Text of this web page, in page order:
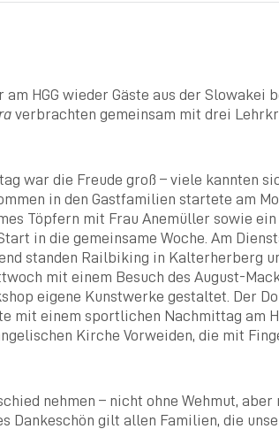
am HGG wieder Gäste aus der Slowakei
verbrachten gemeinsam mit drei
war die Freude groß – viele kannten
in den Gastfamilien startete am
Töpfern mit Frau Anemüller sowie
in die gemeinsame Woche. Am
standen Railbiking in Kalterherberg
mit einem Besuch des August-
eigene Kunstwerke gestaltet. Der
mit einem sportlichen Nachmittag am
Kirche Vorweiden, die mit
nehmen – nicht ohne Wehmut,
Dankeschön gilt allen Familien, die